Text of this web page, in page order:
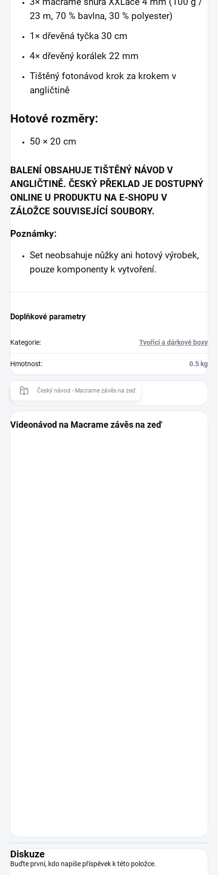
23 m, 70 % bavlna, 30 % polyester)
1× dřevěná tyčka 30 cm
4× dřevěný korálek 22 mm
Tištěný fotonávod krok za krokem v
angličtině
Hotové rozměry:
50 × 20 cm
BALENÍ OBSAHUJE TIŠTĚNÝ NÁVOD V
ANGLIČTINĚ. ČESKÝ PŘEKLAD JE DOSTUPNÝ
ONLINE U PRODUKTU NA E-SHOPU V
ZÁLOŽCE SOUVISEJÍCÍ SOUBORY.
Poznámky:
Set neobsahuje nůžky ani hotový výrobek,
pouze komponenty k vytvoření.
Doplňkové parametry
Kategorie: Tvořící a dárkové boxy
Hmotnost: 0.5 kg
Český návod - Macrame závěs na zeď
Videonávod na Macrame závěs na zeď
Diskuze
Buďte první, kdo napíše příspěvek k této položce.